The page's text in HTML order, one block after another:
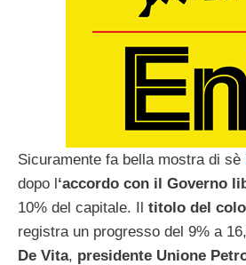
Sicuramente fa bella mostra di sè
dopo l‘accordo con il Governo
10% del capitale. Il titolo del
registra un progresso del 9% a
De Vita, presidente Unione